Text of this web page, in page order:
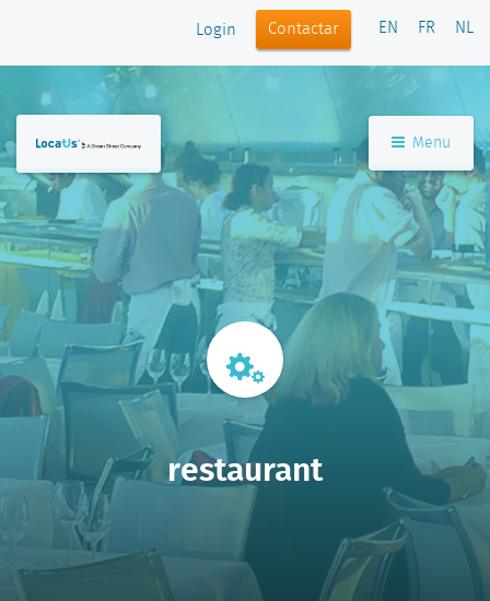
Login Contactar EN FR NL
Menu
restaurant